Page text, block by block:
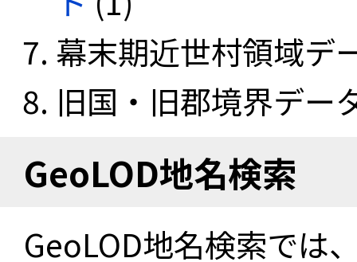
幕末期近世村領域デ
旧国・旧郡境界デー
GeoLOD地名検索
GeoLOD地名検索では